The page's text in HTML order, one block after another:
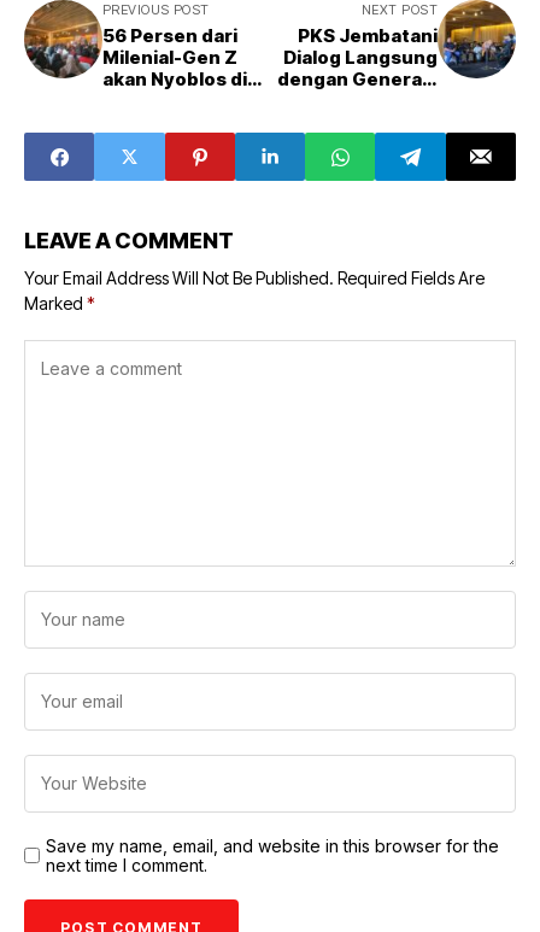
PREVIOUS POST
56 Persen dari
Milenial-Gen Z
akan Nyoblos di
Melek Siapa yang
Dipilih
NEXT POST
PKS Jembatani
Dialog Langsung
dengan Generasi
LEAVE A COMMENT
Your Email Address Will Not Be Published. Required Fields Are
Marked *
Save my name, email, and website in this browser for the
next time I comment.